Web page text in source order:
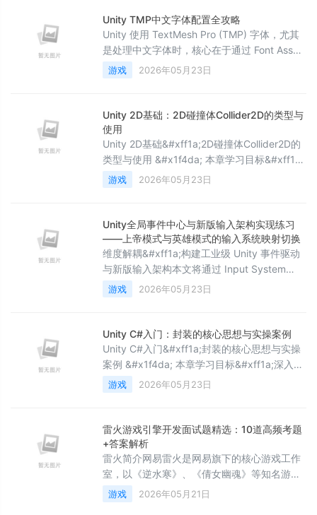
点&#xff0c;了解实际应用场景与最佳实践。本
文属于《Unity工程师成长之路教程》Unity C#
入门篇&#xff08;第
Unity TMP中文字体配置全攻略
Unity 使用 TextMesh Pro (TMP) 字体，尤其
是处理中文字体时，核心在于通过 Font Asset
Creator 工具创建专用的字体资源文件
（.asset），并将其赋给 TMP 文本组件。默认
中文会出现“口口”或方块 。以下是从导入到解
决中文问题的完整步骤。1. 导入与基础设置首
先确保项目中已安装 TextMesh Pro 包。
游戏 2026年05月23日
Unity 2D基础：2D碰撞体Collider2D的类型与
使用
Unity 2D基础&#xff1a;2D碰撞体Collider2D的
类型与使用 &#x1f4da; 本章学习目标&#xff1a;
深入理解2D碰撞体Collider2D的类型与使用的
核心概念与实践方法&#xff0c;掌握关键技术要
文属于《Unity工程师成长之路教程》Unity 2D
基础篇&#xff08;第三篇&#xff09;。 在上一章
&#xff0
游戏 2026年05月23日
Unity全局事件中心与新版输入架构实现练习
——上帝模式与英雄模式的输入系统映射切换
维度解耦&#xff1a;构建工业级 Unity 事件驱动
与新版输入架构本文将通过 Input System
&#43; 全局事件总线 (Event Bus) 的实战案例
&#xff0c;解析如何构建一个高内聚、低耦合的
&#xff1f;传统的 Input.GetKeyDown 会导致逻
辑分散在各个脚本的 Update 中&#xff0c;难以
管理模式切换&#x
游戏 2026年05月23日
Unity C#入门：封装的核心思想与实操案例
Unity C#入门&#xff1a;封装的核心思想与实操
案例 &#x1f4da; 本章学习目标&#xff1a;深入理
解封装的核心思想与实操案例的核心概念与实
践方法&#xff0c;掌握关键技术要点&#xff0c;了
工程师成长之路教程》Unity C#入门篇
&#xff08;第二篇&#xff09;。 在上一章
&#xff0c;我们学习了&#34;Unity
游戏 2026年05月23日
雷火游戏引擎开发面试题精选：10道高频考题
+答案解析
雷火简介网易雷火是网易旗下的核心游戏工作
室，以《逆水寒》、《倩女幽魂》等知名游戏
闻名。雷火在游戏引擎技术方面有深厚积累，
特别是在自研引擎、图形渲染、性能优化等领
游戏 2026年05月21日